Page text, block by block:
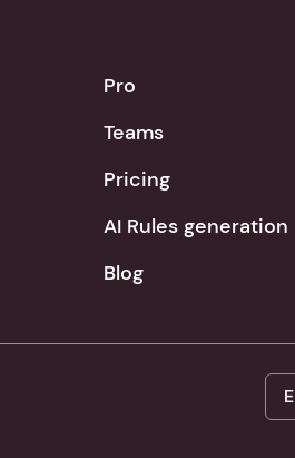
Pro
Teams
Pricing
AI Rules generation
Blog